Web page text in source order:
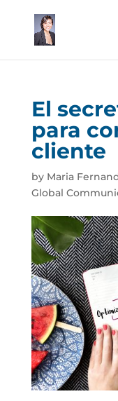
El
para
cliente
by Maria
Global